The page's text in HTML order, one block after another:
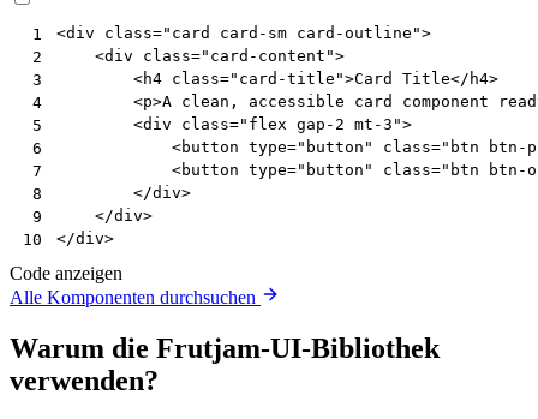
1
2
3
4
5
6
7
8
9
10
<div class="card card-sm card-outline">
<div class="card-content">
<h4 class="card-title">Card Title</ h4>
<p>A clean, accessible card component
<div class="flex gap-2 mt-3">
<button type="button" class="btn btn-
<button type="button" class="btn btn-
</div>
</div>
</div>
Code anzeigen
Alle Komponenten durchsuchen
Warum die Frutjam-UI-Bibliothek
verwenden?